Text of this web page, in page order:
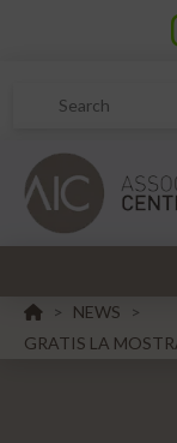
Search
HOME
> NEWS
>
GRATIS LA